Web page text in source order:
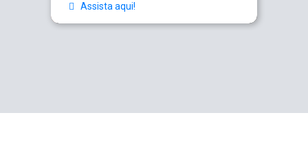
Assista aqui!